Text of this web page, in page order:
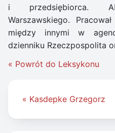
i przedsiębiorca.
Warszawskiego.
między innymi w
dzienniku Rzeczpospolita
« Powrót do Leksykonu
Nawigacja
« Kasdepke Grzegorz